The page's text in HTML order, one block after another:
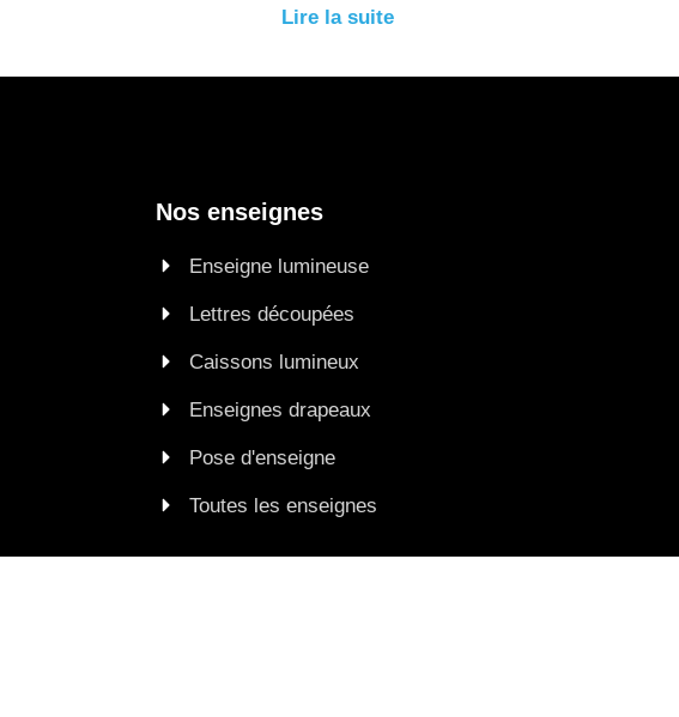
Lire la suite
Nos enseignes
Enseigne lumineuse
Lettres découpées
Caissons lumineux
Enseignes drapeaux
Pose d'enseigne
Toutes les enseignes